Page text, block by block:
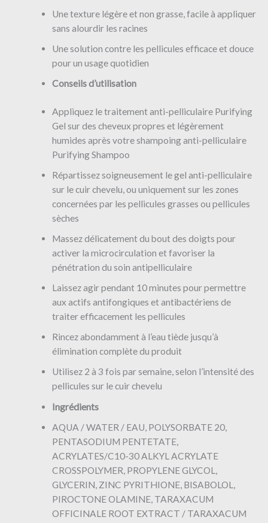
Une texture légère et non grasse, facile à appliquer
sans alourdir les racines
Une solution contre les pellicules efficace et douce
pour un usage quotidien
Conseilsd’utilisation
Appliquez le traitement anti-pelliculaire Purifying
Gel sur des cheveux propres et légèrement
humides après votre shampoing anti-pelliculaire
Purifying Shampoo
Répartissez soigneusement le gel anti-pelliculaire
sur le cuir chevelu, ou uniquement sur les zones
concernées par les pellicules grasses ou pellicules
sèches
Massez délicatement du bout des doigts pour
activer la microcirculation et favoriser la
pénétration du soin antipelliculaire
Laissez agir pendant 10 minutes pour permettre
aux actifs antifongiques et antibactériens de
traiter efficacement les pellicules
Rincez abondamment à l’eau tiède jusqu’à
élimination complète du produit
Utilisez 2 à 3 fois par semaine, selon l’intensité des
pellicules sur le cuir chevelu
Ingrédients
AQUA / WATER / EAU, POLYSORBATE 20,
PENTASODIUM PENTETATE,
ACRYLATES/C10-30 ALKYL ACRYLATE
CROSSPOLYMER, PROPYLENE GLYCOL,
GLYCERIN, ZINC PYRITHIONE, BISABOLOL,
PIROCTONE OLAMINE, TARAXACUM
OFFICINALE ROOT EXTRACT / TARAXACUM